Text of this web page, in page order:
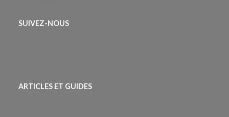
SUIVEZ-NOUS
ARTICLES ET GUIDES